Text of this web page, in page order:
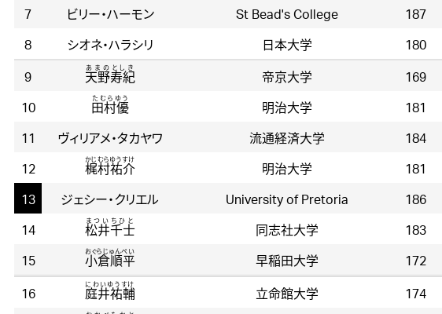
7 ビリー・ハーモン St Bead's College 187
8 シオネ・ハラシリ 日本大学 180
9 天野寿紀
あまのとしき
帝京大学 169
10 田村優
たむらゆう
明治大学 181
11 ヴィリアメ・タカヤワ 流通経済大学 184
12 梶村祐介
かじむらゆうすけ
明治大学 181
13 ジェシー・クリエル University of Pretoria 186
14 松井千士
まついちひと
同志社大学 183
15 小倉順平
おぐらじゅんぺい
早稲田大学 172
16 庭井祐輔
にわいゆうすけ
立命館大学 174